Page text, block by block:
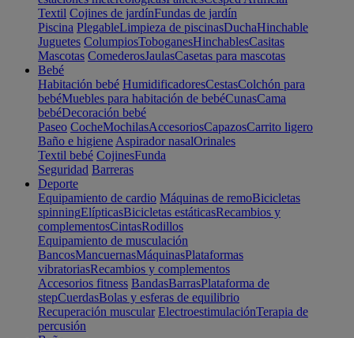
Textil Cojines de jardínFundas de jardín
Piscina PlegableLimpieza de piscinasDuchaHinchable
Juguetes ColumpiosToboganesHinchablesCasitas
Mascotas ComederosJaulasCasetas para mascotas
Bebé
Habitación bebé HumidificadoresCestasColchón para
bebéMuebles para habitación de bebéCunasCama
bebéDecoración bebé
Paseo CocheMochilasAccesoriosCapazosCarrito ligero
Baño e higiene Aspirador nasalOrinales
Textil bebé CojinesFunda
Seguridad Barreras
Deporte
Equipamiento de cardio Máquinas de remoBicicletas
spinningElípticasBicicletas estáticasRecambios y
complementosCintasRodillos
Equipamiento de musculación
BancosMancuernasMáquinasPlataformas
vibratoriasRecambios y complementos
Accesorios fitness BandasBarrasPlataforma de
stepCuerdasBolas y esferas de equilibrio
Recuperación muscular ElectroestimulaciónTerapia de
percusión